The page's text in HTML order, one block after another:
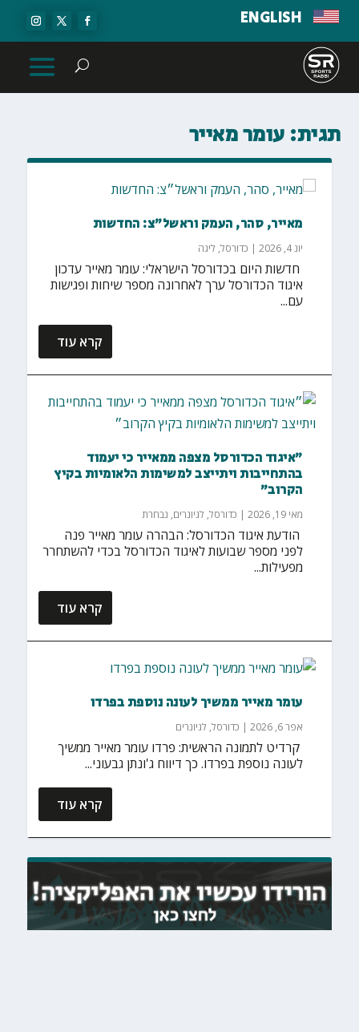
ENGLISH
תגית: עומר מאייר
מאייר, סהר, העמק וראשל״צ: החדשות
יונ 4, 2026 | כדורסל, ליגה
‏ חדשות היום בכדורסל הישראלי: עומר מאייר עדכון
איגוד הכדורסל ערך לאחרונה מספר שיחות ופגישות
עם...
קרא עוד
״איגוד הכדורסל מצפה ממאייר כי יעמוד
בהתחייבות ויתייצב למשימות הלאומיות בקיץ
הקרוב״
מאי 19, 2026 | כדורסל, לגיונרים, נבחרת
‏ הודעת איגוד הכדורסל: הבהרה עומר מאייר פנה
לפני מספר שבועות לאיגוד הכדורסל בכדי להשתחרר
מפעילות...
קרא עוד
עומר מאייר ממשיך לעונה נוספת בפרדו
אפר 6, 2026 | כדורסל, לגיונרים
‏ קרדיט לתמונה הראשית: פרדו עומר מאייר ממשיך
לעונה נוספת בפרדו. כך דיווח ג'ונתן גבעוני...
קרא עוד